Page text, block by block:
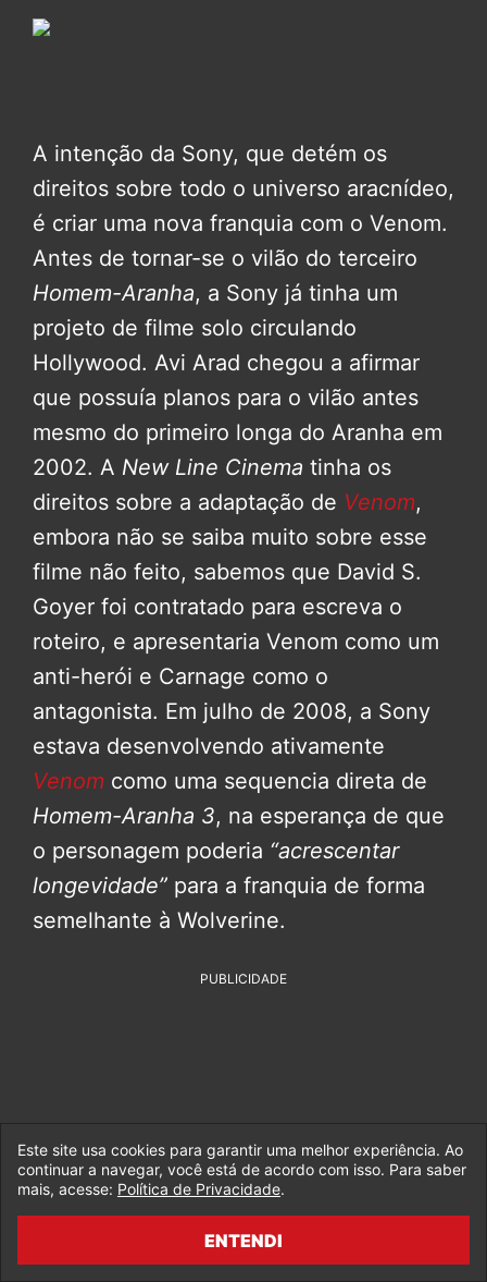
A intenção da Sony, que detém os
direitos sobre todo o universo aracnídeo,
é criar uma nova franquia com o Venom.
Antes de tornar-se o vilão do terceiro
Homem-Aranha, a Sony já tinha um
projeto de filme solo circulando
Hollywood. Avi Arad chegou a afirmar
que possuía planos para o vilão antes
mesmo do primeiro longa do Aranha em
2002. A New Line Cinema tinha os
direitos sobre a adaptação de Venom,
embora não se saiba muito sobre esse
filme não feito, sabemos que David S.
Goyer foi contratado para escreva o
roteiro, e apresentaria Venom como um
anti-herói e Carnage como o
antagonista. Em julho de 2008, a Sony
estava desenvolvendo ativamente
Venom como uma sequencia direta de
Homem-Aranha 3, na esperança de que
o personagem poderia “acrescentar
longevidade” para a franquia de forma
semelhante à Wolverine.
PUBLICIDADE
Este site usa cookies para garantir uma melhor experiência. Ao
continuar a navegar, você está de acordo com isso. Para saber
mais, acesse: Política de Privacidade.
ENTENDI